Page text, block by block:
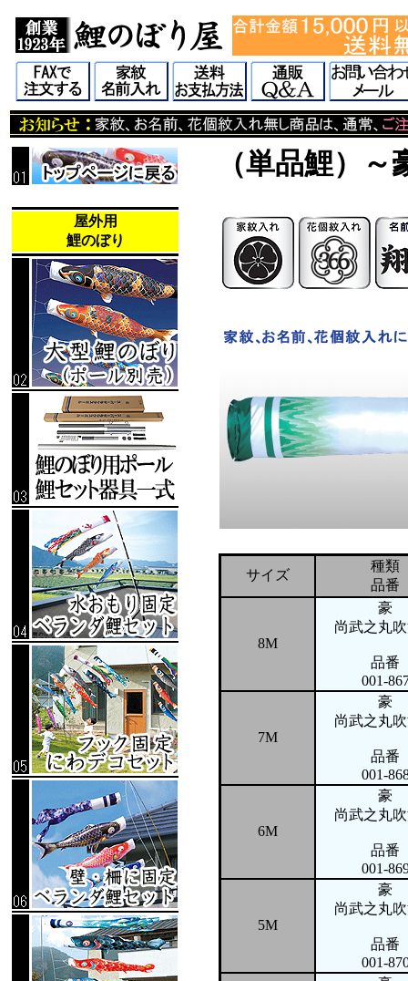
屋外用
鯉のぼり
（単品鯉） ～
サイズ
種類
品番
8M
豪
尚武之丸
品番
001-
7M
豪
尚武之丸
品番
001-
6M
豪
尚武之丸
品番
001-
5M
豪
尚武之丸
品番
001-